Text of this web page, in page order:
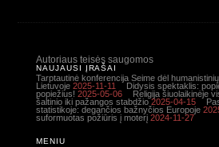
Autoriaus teisės saugomos
NAUJAUSI ĮRAŠAI
Tarptautinė konferencija Seime dėl
Lietuvoje 2025-11-11
Didysis spektaklis:
popiežius! 2025-05-06
Religija šiuolaikinėje
šaltinio iki pažangos stabdžio 2025-04-15
statistikoje: degančios bažnyčios Europoje
suformuotas požiūris į moterį 2024-11-27
MENIU